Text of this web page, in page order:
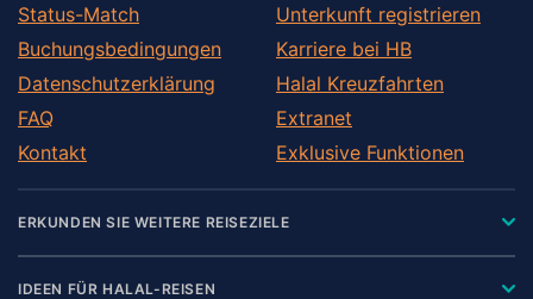
Status-Match
Buchungsbedingungen
Datenschutzerklärung
FAQ
Kontakt
Unterkunft registrieren
Karriere bei HB
Halal Kreuzfahrten
Extranet
Exklusive Funktionen
ERKUNDEN SIE WEITERE REISEZIELE
IDEEN FÜR HALAL-REISEN